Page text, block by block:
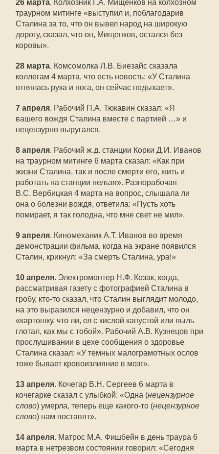
26 марта. Колхозник Г.А. Мищенков на колхозном
траурном митинге «выступил и, поблагодарив
Сталина за то, что он вывел народ на широкую
дорогу, сказал, что он, Мищенков, остался без
коровы».
28 марта. Комсомолка Л.В. Биезайс сказала
коллегам 4 марта, что есть новость: «У Сталина
отнялась рука и нога, он сейчас подыхает».
7 апреля. Рабочий П.А. Тюкавин сказал: «Я
вашего вождя Сталина вместе с партией …» и
нецензурно выругался.
8 апреля. Рабочий ж.д. станции Корки Д.И. Иванов
на траурном митинге 6 марта сказал: «Как при
жизни Сталина, так и после смерти его, жить и
работать на станции нельзя». Разнорабочая
В.С. Вербицкая 4 марта на вопрос, слышала ли
она о болезни вождя, ответила: «Пусть хоть
помирает, я так голодна, что мне свет не мил».
9 апреля. Киномеханик А.Т. Иванов во время
демонстрации фильма, когда на экране появился
Сталин, крикнул: «За смерть Сталина, ура!»
10 апреля. Электромонтер Н.Ф. Козак, когда,
рассматривая газету с фотографией Сталина в
гробу, кто-то сказал, что Сталин выглядит молодо,
на это выразился нецензурно и добавил, что он
«картошку, что ли, ел с кислой капустой или пыль
глотал, как мы с тобой». Рабочий А.В. Кузнецов при
прослушивании в цехе сообщения о здоровье
Сталина сказал: «У темных малограмотных ослов
тоже бывает кровоизлияние в мозг».
13 апреля. Кочегар В.Н. Сергеев 6 марта в
кочегарке сказал с улыбкой: «Одна (нецензурное
слово) умерла, теперь еще какого-то (нецензурное
слово) нам поставят».
14 апреля. Матрос М.А. Фишбейн в день траура 6
марта в нетрезвом состоянии говорил: «Сегодня